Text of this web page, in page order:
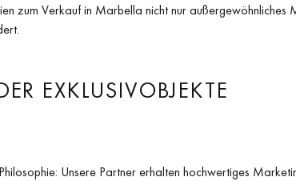
zum Verkauf in Marbella nicht nur außergewöhnliches
EXKLUSIVOBJEKTE
Unsere Partner erhalten hochwertiges